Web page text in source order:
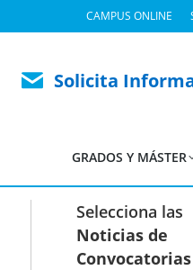
CAMPUS ONLINE
Solicita
GRADOS Y MÁSTER
de
Selecciona las
Noticias de